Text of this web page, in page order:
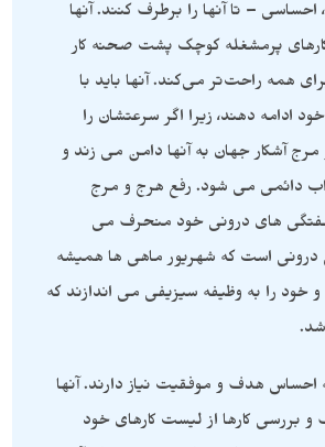
– تا آنها را برطرف کنند. آنها
پرمشغله کوچک پشت صحنه کار
همه راحت‌تر می‌کند. آنها باید با
ادامه دهند، زیرا اگر سرعتشان را
آشکار جهان به آنها دامن می زند و
دائمی می شود. رفع هرج و مرج
آشفتگی های درونی خود منحرف می
درونی است که شهریور ماهی ها همیشه
و خود را به وظیفه سیزیفی می اندازند که
احساس هدف و موفقیت نیاز دارند. آنها
بررسی کارها از لیست کارهای خود